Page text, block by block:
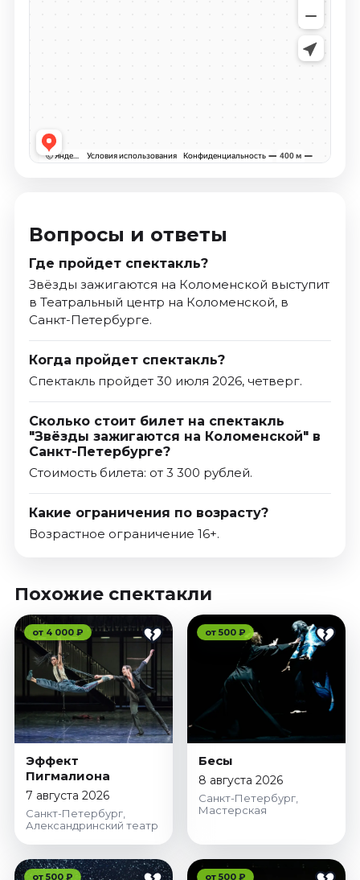
Вопросы и ответы
Где пройдет спектакль?
Звёзды зажигаются на Коломенской выступит
в Театральный центр на Коломенской, в
Санкт-Петербурге.
Когда пройдет спектакль?
Спектакль пройдет 30 июля 2026, четверг.
Сколько стоит билет на спектакль
"Звёзды зажигаются на Коломенской" в
Санкт-Петербурге?
Стоимость билета: от 3 300 рублей.
Какие ограничения по возрасту?
Возрастное ограничение 16+.
Похожие спектакли
от 4 000 ₽
Эффект
Пигмалиона
7 августа 2026
Санкт-Петербург,
Александринский театр
от 500 ₽
Бесы
8 августа 2026
Санкт-Петербург,
Мастерская
от 500 ₽ от 500 ₽